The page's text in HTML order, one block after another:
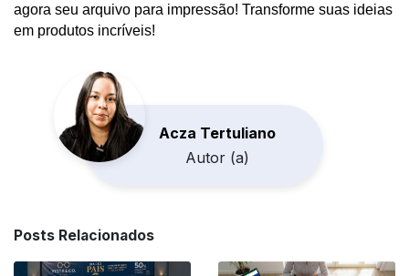
Na caixa de diálogo de exportação,
certifique-se de marcar a opção
Corel Draw
Arquivo > Exportar.
Selecione
no campo de formato.
Clique em
agora seu arquivo para impressão! Transforme suas ideias
em produtos incríveis!
Acza Tertuliano
Autor (a)
Posts Relacionados